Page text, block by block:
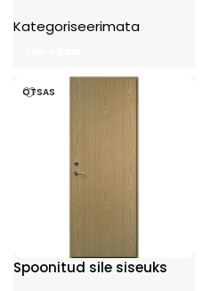
Kategoriseerimata
OTSAS
Spoonitud sile siseuks